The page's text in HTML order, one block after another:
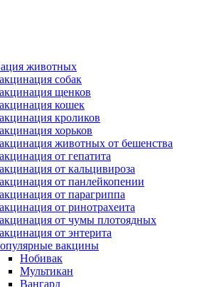
животных
собак
щенков
кошек
кроликов
хорьков
животных от бешенства
от гепатита
от кальцивироза
от панлейкопении
от парагриппа
от ринотрахеита
от чумы плотоядных
от энтерита
вакцины
Нобивак
Мультикан
Вангард